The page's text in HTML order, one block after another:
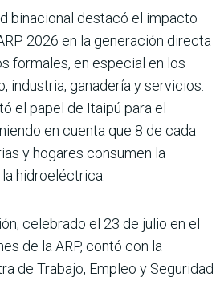
binacional destacó el impacto
2026 en la generación directa
formales, en especial en los
industria, ganadería y servicios.
el papel de Itaipú para el
en cuenta que 8 de cada
y hogares consumen la
hidroeléctrica.
celebrado el 23 de julio en el
de la ARP, contó con la
de Trabajo, Empleo y Seguridad